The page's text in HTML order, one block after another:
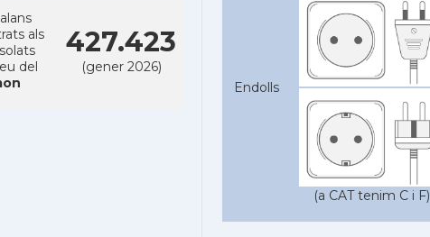
als
del
427.423
(gener 2026)
Endolls
(a CAT tenim C i F)